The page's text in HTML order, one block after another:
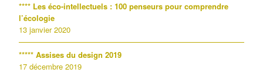
**** Les éco-intellectuels : 100 penseurs pour comprendre
l’écologie
13 janvier 2020
***** Assises du design 2019
17 décembre 2019